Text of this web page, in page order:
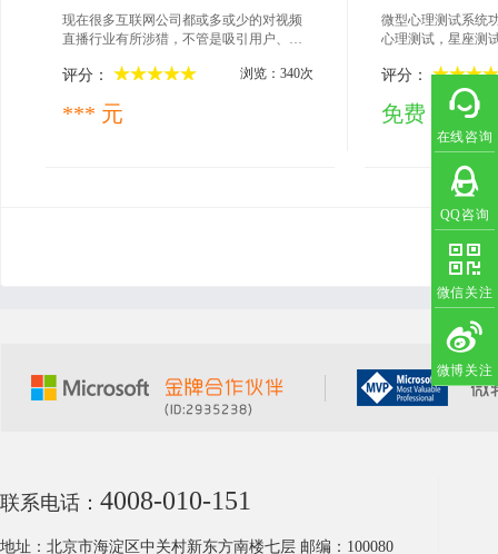
在线咨询
QQ咨询
微信关注
微博关注
现在很多互联网公司都或多或少的对视频
直播行业有所涉猎，不管是吸引用户、投
统是必不可少的
评分： 浏览：340次
*** 元
微型心理测试系统
心理测试，星座测
星座，读心术，专
此代码，只适合初
注意：开发环境为
为SQLServer2008
x文件夹中附加就
评分：
免费
联系电话： 4008-010-151
地址：北京市海淀区中关村新东方南楼七层 邮编：100080